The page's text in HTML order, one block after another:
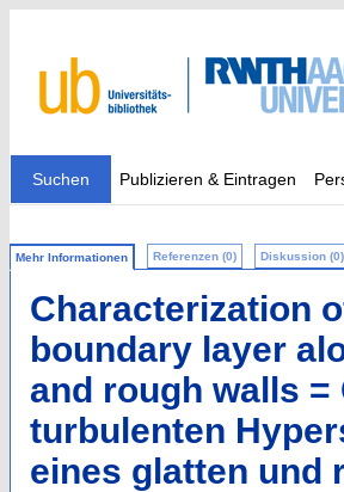
Suchen Publizieren & Eintragen
Mehr Informationen Referenzen (0) Diskussion (0)
Characterization
boundary layer
and rough walls
turbulenten
eines glatten und